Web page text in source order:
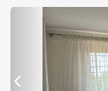
précédent